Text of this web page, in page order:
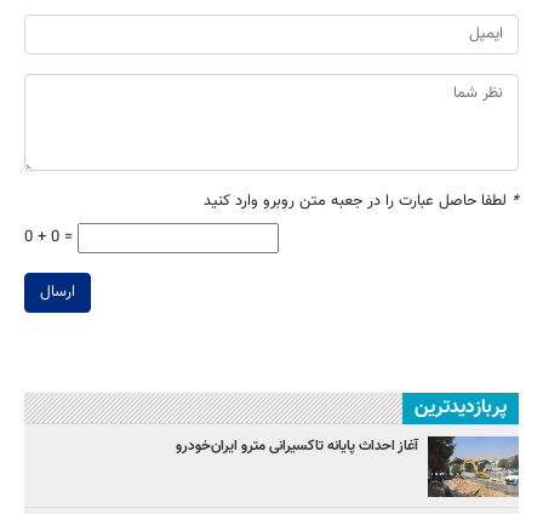
* لطفا حاصل عبارت را در جعبه متن روبرو وارد کنید
0 + 0 =
ارسال
پربازدیدترین
آغاز احداث پایانه تاکسیرانی مترو ایران‌خودرو